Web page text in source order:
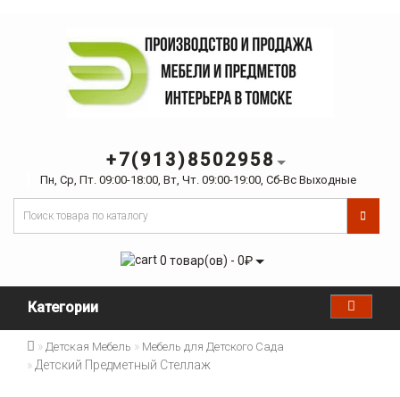
+7(913)8502958
Пн, Ср, Пт. 09:00-18:00, Вт, Чт. 09:00-19:00, Сб-Вс Выходные
0 товар(ов) - 0₽
Категории
Детская Мебель Мебель для Детского Сада
Детский Предметный Стеллаж